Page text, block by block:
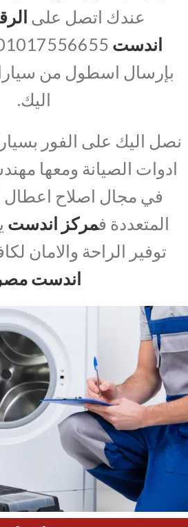
عندك اتصل على
اندست
بإرسال اسطول من
اليك.
نصل اليك على الفور
ادوات الصيانة ومعها
في مجال اصلاح
المتعددة فمركز اندست
توفير الراحة والامان
اندست